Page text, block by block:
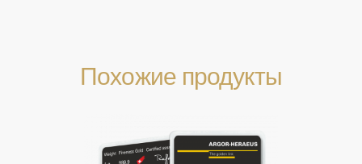
Похожие продукты